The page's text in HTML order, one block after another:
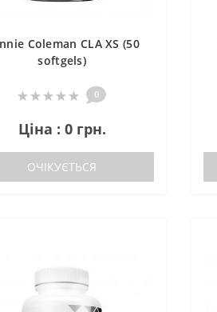
Coleman CLA XS (50
softgels)
0
Ціна : 0 грн.
ОЧІКУЄТЬСЯ